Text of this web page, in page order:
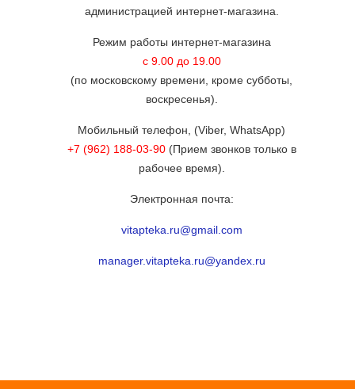
администрацией интернет-магазина.
Режим работы интернет-магазина
с 9.00 до 19.00
(по московскому времени, кроме субботы,
воскресенья).
Мобильный телефон, (Viber, WhatsApp)
+7 (962) 188-03-90(Прием звонков только в
рабочее время).
Электронная почта:
vitapteka.ru@gmail.com
manager.vitapteka.ru@yandex.ru